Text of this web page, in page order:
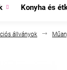
Konyha és
állványok